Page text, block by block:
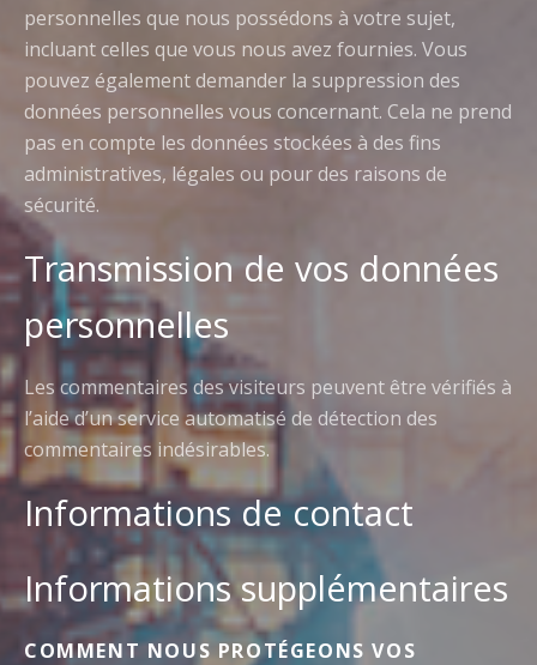
personnelles que nous possédons à votre sujet,
incluant celles que vous nous avez fournies. Vous
pouvez également demander la suppression des
données personnelles vous concernant. Cela ne prend
pas en compte les données stockées à des fins
administratives, légales ou pour des raisons de
sécurité.
Transmission de vos données
personnelles
Les commentaires des visiteurs peuvent être vérifiés à
l’aide d’un service automatisé de détection des
commentaires indésirables.
Informations de contact
Informations supplémentaires
COMMENT NOUS PROTÉGEONS VOS